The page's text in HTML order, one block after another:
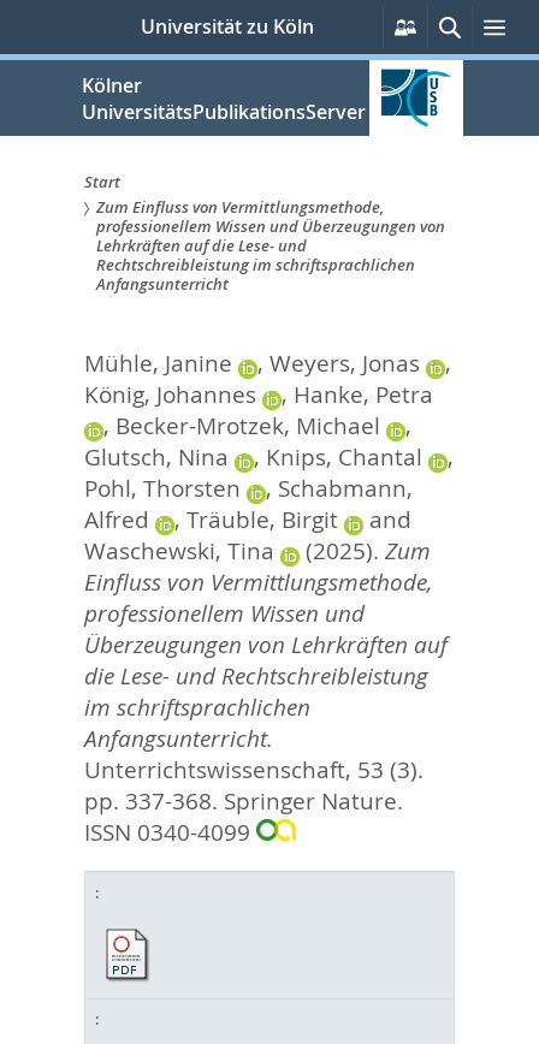
springen
Universität zu Köln
Persönliche
Services
Suche
Kölner
UniversitätsPublikationsServer
Sie
sind
Start
Zum Einfluss von Vermittlungsmethode,
professionellem Wissen und Überzeugungen von
Lehrkräften auf die Lese- und
Rechtschreibleistung im schriftsprachlichen
Anfangsunterricht
Mühle, Janine , Weyers, Jonas
,
König, Johannes
, Hanke, Petra
, Becker-Mrotzek, Michael
,
Glutsch, Nina
, Knips, Chantal
,
Pohl, Thorsten
, Schabmann,
Alfred
, Träuble, Birgit
and
Waschewski, Tina
(2025). Zum
Einfluss von Vermittlungsmethode,
professionellem Wissen und
Überzeugungen von Lehrkräften auf
die Lese- und Rechtschreibleistung
im schriftsprachlichen
Anfangsunterricht.
Unterrichtswissenschaft, 53 (3).
pp. 337-368. Springer Nature.
ISSN 0340-4099